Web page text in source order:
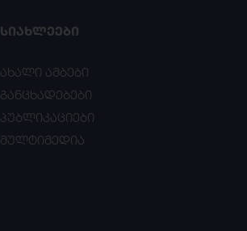
ᲡᲘᲐᲮᲚᲔᲔᲑᲘ
ახალი ამბები
განცხადებები
პუბლიკაციები
მულტიმედია